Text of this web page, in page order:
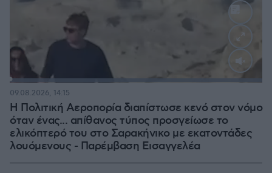
:
Η Πολιτική Αεροπορία διαπίστωσε κενό στον νόμο
όταν ένας... απίθανος τύπος προσγείωσε το
ελικόπτερό του στο Σαρακήνικο με εκατοντάδες
λουόμενους - Παρέμβαση Εισαγγελέα
09.08.2026, 14:15